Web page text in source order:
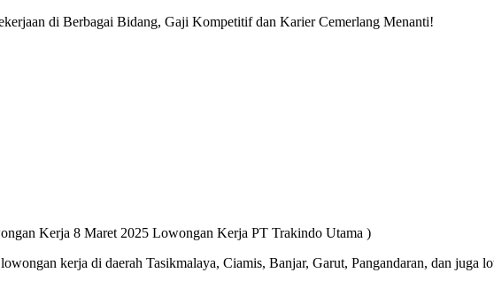
di Berbagai Bidang, Gaji Kompetitif dan Karier Cemerlang Menanti!
Kerja 8 Maret 2025 Lowongan Kerja PT Trakindo Utama )
kerja di daerah Tasikmalaya, Ciamis, Banjar, Garut, Pangandaran, dan juga